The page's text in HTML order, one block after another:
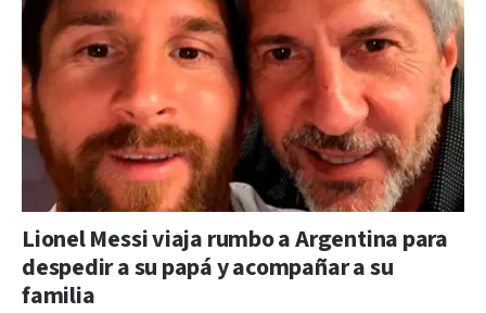
Lionel Messi viaja rumbo a Argentina para
despedir a su papá y acompañar a su
familia